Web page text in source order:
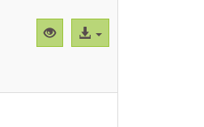
Vista
previa
Acceso
al